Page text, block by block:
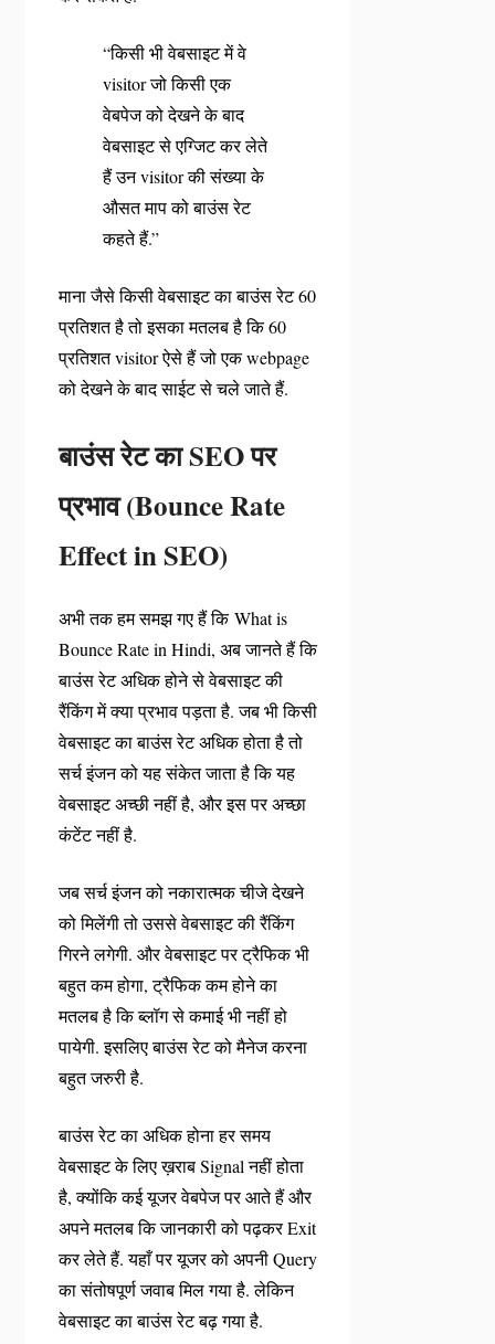
“किसी भी वेबसाइट में वे
visitor जो किसी एक
वेबपेज को देखने के बाद
वेबसाइट से एग्जिट कर लेते
हैं उन visitor की संख्या के
औसत माप को बाउंस रेट
कहते हैं.”
माना जैसे किसी वेबसाइट का बाउंस रेट 60
प्रतिशत है तो इसका मतलब है कि 60
प्रतिशत visitor ऐसे हैं जो एक webpage
को देखने के बाद साईट से चले जाते हैं.
बाउंस रेट का SEO पर
प्रभाव (Bounce Rate
Effect in SEO)
अभी तक हम समझ गए हैं कि What is
Bounce Rate in Hindi, अब जानते हैं कि
बाउंस रेट अधिक होने से वेबसाइट की
रैंकिंग में क्या प्रभाव पड़ता है. जब भी किसी
वेबसाइट का बाउंस रेट अधिक होता है तो
सर्च इंजन को यह संकेत जाता है कि यह
वेबसाइट अच्छी नहीं है, और इस पर अच्छा
कंटेंट नहीं है.
जब सर्च इंजन को नकारात्मक चीजे देखने
को मिलेंगी तो उससे वेबसाइट की रैंकिंग
गिरने लगेगी. और वेबसाइट पर ट्रैफिक भी
बहुत कम होगा, ट्रैफिक कम होने का
मतलब है कि ब्लॉग से कमाई भी नहीं हो
पायेगी. इसलिए बाउंस रेट को मैनेज करना
बहुत जरुरी है.
बाउंस रेट का अधिक होना हर समय
वेबसाइट के लिए ख़राब Signal नहीं होता
है, क्योंकि कई यूजर वेबपेज पर आते हैं और
अपने मतलब कि जानकारी को पढ़कर Exit
कर लेते हैं. यहाँ पर यूजर को अपनी Query
का संतोषपूर्ण जवाब मिल गया है. लेकिन
वेबसाइट का बाउंस रेट बढ़ गया है.